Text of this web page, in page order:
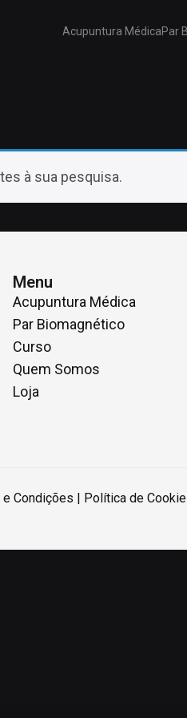
Acupuntura MédicaPar
à sua pesquisa.
Menu
Acupuntura Médica
Par Biomagnético
Curso
Quem Somos
Loja
e Condições | Política de